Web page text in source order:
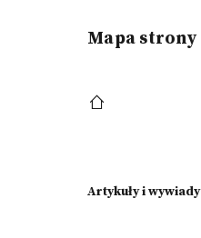
Mapa strony
Artykuły i wywiady